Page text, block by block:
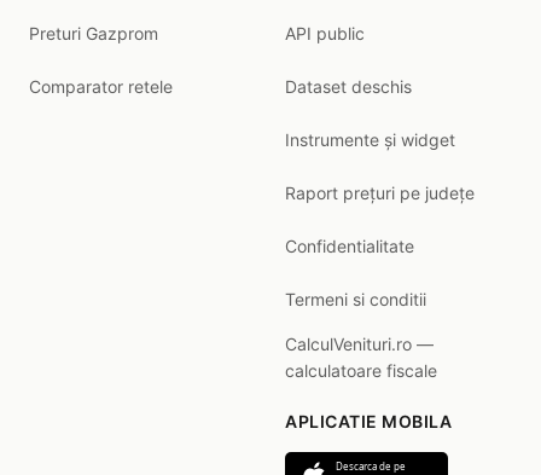
Preturi Gazprom
Comparator retele
API public
Dataset deschis
Instrumente și widget
Raport prețuri pe județe
Confidentialitate
Termeni si conditii
CalculVenituri.ro —
calculatoare fiscale
APLICATIE MOBILA
Descarca de pe